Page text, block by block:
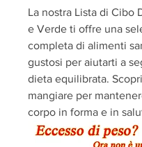
La nostra Lista di Cibo
e Verde ti offre una
completa di alimenti
gustosi per aiutarti a
dieta equilibrata.
mangiare per
corpo in forma e in